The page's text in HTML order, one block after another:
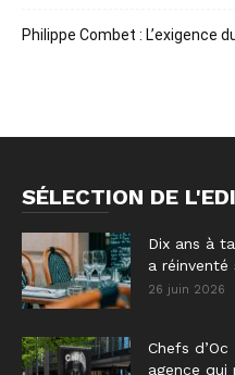
Philippe Combet : L’exigence
SÉLECTION DE
Dix ans à
a réinventé
26 juin 2026
Chefs d’Oc
agence qui